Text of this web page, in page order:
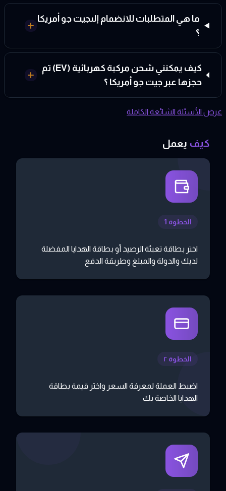
ما هي المتطلبات للانضمام إلىجيت جو أمريكا
؟
كيف يمكنني شحن مركبة كهربائية (EV) تم
حجزها عبر جيت جو أمريكا ؟
عرض الأسئلة الشائعة الكاملة
كيف يعمل
الخطوة 1
اختر بطاقة تعبئة الرصيد أو بطاقة الهدايا المفضلة
لديك والدولة والمبلغ وطريقة الدفع
الخطوة ٢
اضبط العملة لمعرفة السعر واختر قيمة بطاقة
الهدايا الخاصة بك